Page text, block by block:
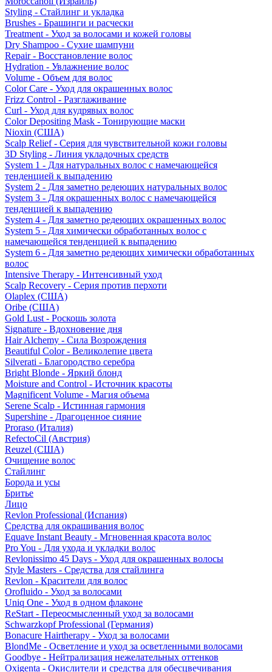
Styling - Стайлинг и укладка
Brushes - Брашинги и расчески
Treatment - Уход за волосами и кожей головы
Dry Shampoo - Сухие шампуни
Repair - Восстановление волос
Hydration - Увлажнение волос
Volume - Объем для волос
Color Care - Уход для окрашенных волос
Frizz Control - Разглаживание
Curl - Уход для кудрявых волос
Color Depositing Mask - Тонирующие маски
Nioxin (США)
Scalp Relief - Серия для чувствительной кожи головы
3D Styling - Линия укладочных средств
System 1 - Для натуральных волос с намечающейся
тенденцией к выпадению
System 2 - Для заметно редеющих натуральных волос
System 3 - Для окрашенных волос с намечающейся
тенденцией к выпадению
System 4 - Для заметно редеющих окрашенных волос
System 5 - Для химически обработанных волос с
намечающейся тенденцией к выпадению
System 6 - Для заметно редеющих химически обработанных
волос
Intensive Therapy - Интенсивный уход
Scalp Recovery - Серия против перхоти
Olaplex (США)
Oribe (США)
Gold Lust - Роскошь золота
Signature - Вдохновение дня
Hair Alchemy - Сила Возрождения
Beautiful Color - Великолепие цвета
Silverati - Благородство серебра
Bright Blonde - Яркий блонд
Moisture and Control - Источник красоты
Magnificent Volume - Магия объема
Serene Scalp - Истинная гармония
Supershine - Драгоценное сияние
Proraso (Италия)
RefectoCil (Австрия)
Reuzel (США)
Очищение волос
Стайлинг
Борода и усы
Бритье
Лицо
Revlon Professional (Испания)
Средства для окрашивания волос
Equave Instant Beauty - Мгновенная красота волос
Pro You - Для ухода и укладки волос
Revlonissimo 45 Days - Уход для окрашенных волосы
Style Masters - Средства для стайлинга
Revlon - Красители для волос
Orofluido - Уход за волосами
Uniq One - Уход в одном флаконе
ReStart - Переосмысленный уход за волосами
Schwarzkopf Professional (Германия)
Bonacure Hairtherapy - Уход за волосами
BlondMe - Осветление и уход за осветленными волосами
Goodbye - Нейтрализация нежелательных оттенков
Oxigenta - Окислители и средства для обесцвечивания